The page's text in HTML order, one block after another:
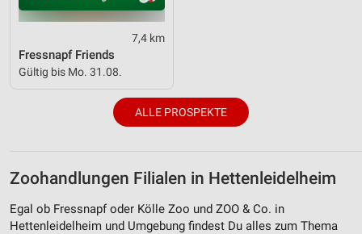
7,4 km
Fressnapf Friends
Gültig bis Mo. 31.08.
ALLE PROSPEKTE
Zoohandlungen Filialen in Hettenleidelheim
Egal ob Fressnapf oder Kölle Zoo und ZOO & Co. in
Hettenleidelheim und Umgebung findest Du alles zum Thema